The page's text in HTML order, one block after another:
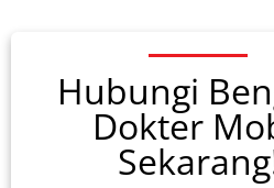
Hubungi
Dokter